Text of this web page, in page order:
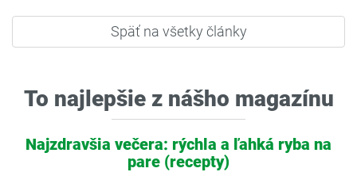
Späť na všetky články
To najlepšie z nášho magazínu
Najzdravšia večera: rýchla a ľahká ryba na
pare (recepty)